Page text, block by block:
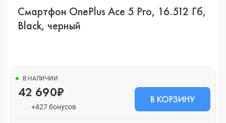
Смартфон OnePlus Ace 5 Pro, 16.512 Гб,
Black, черный
В НАЛИЧИИ
42 690₽
+427 бонусов
В КОРЗИНУ